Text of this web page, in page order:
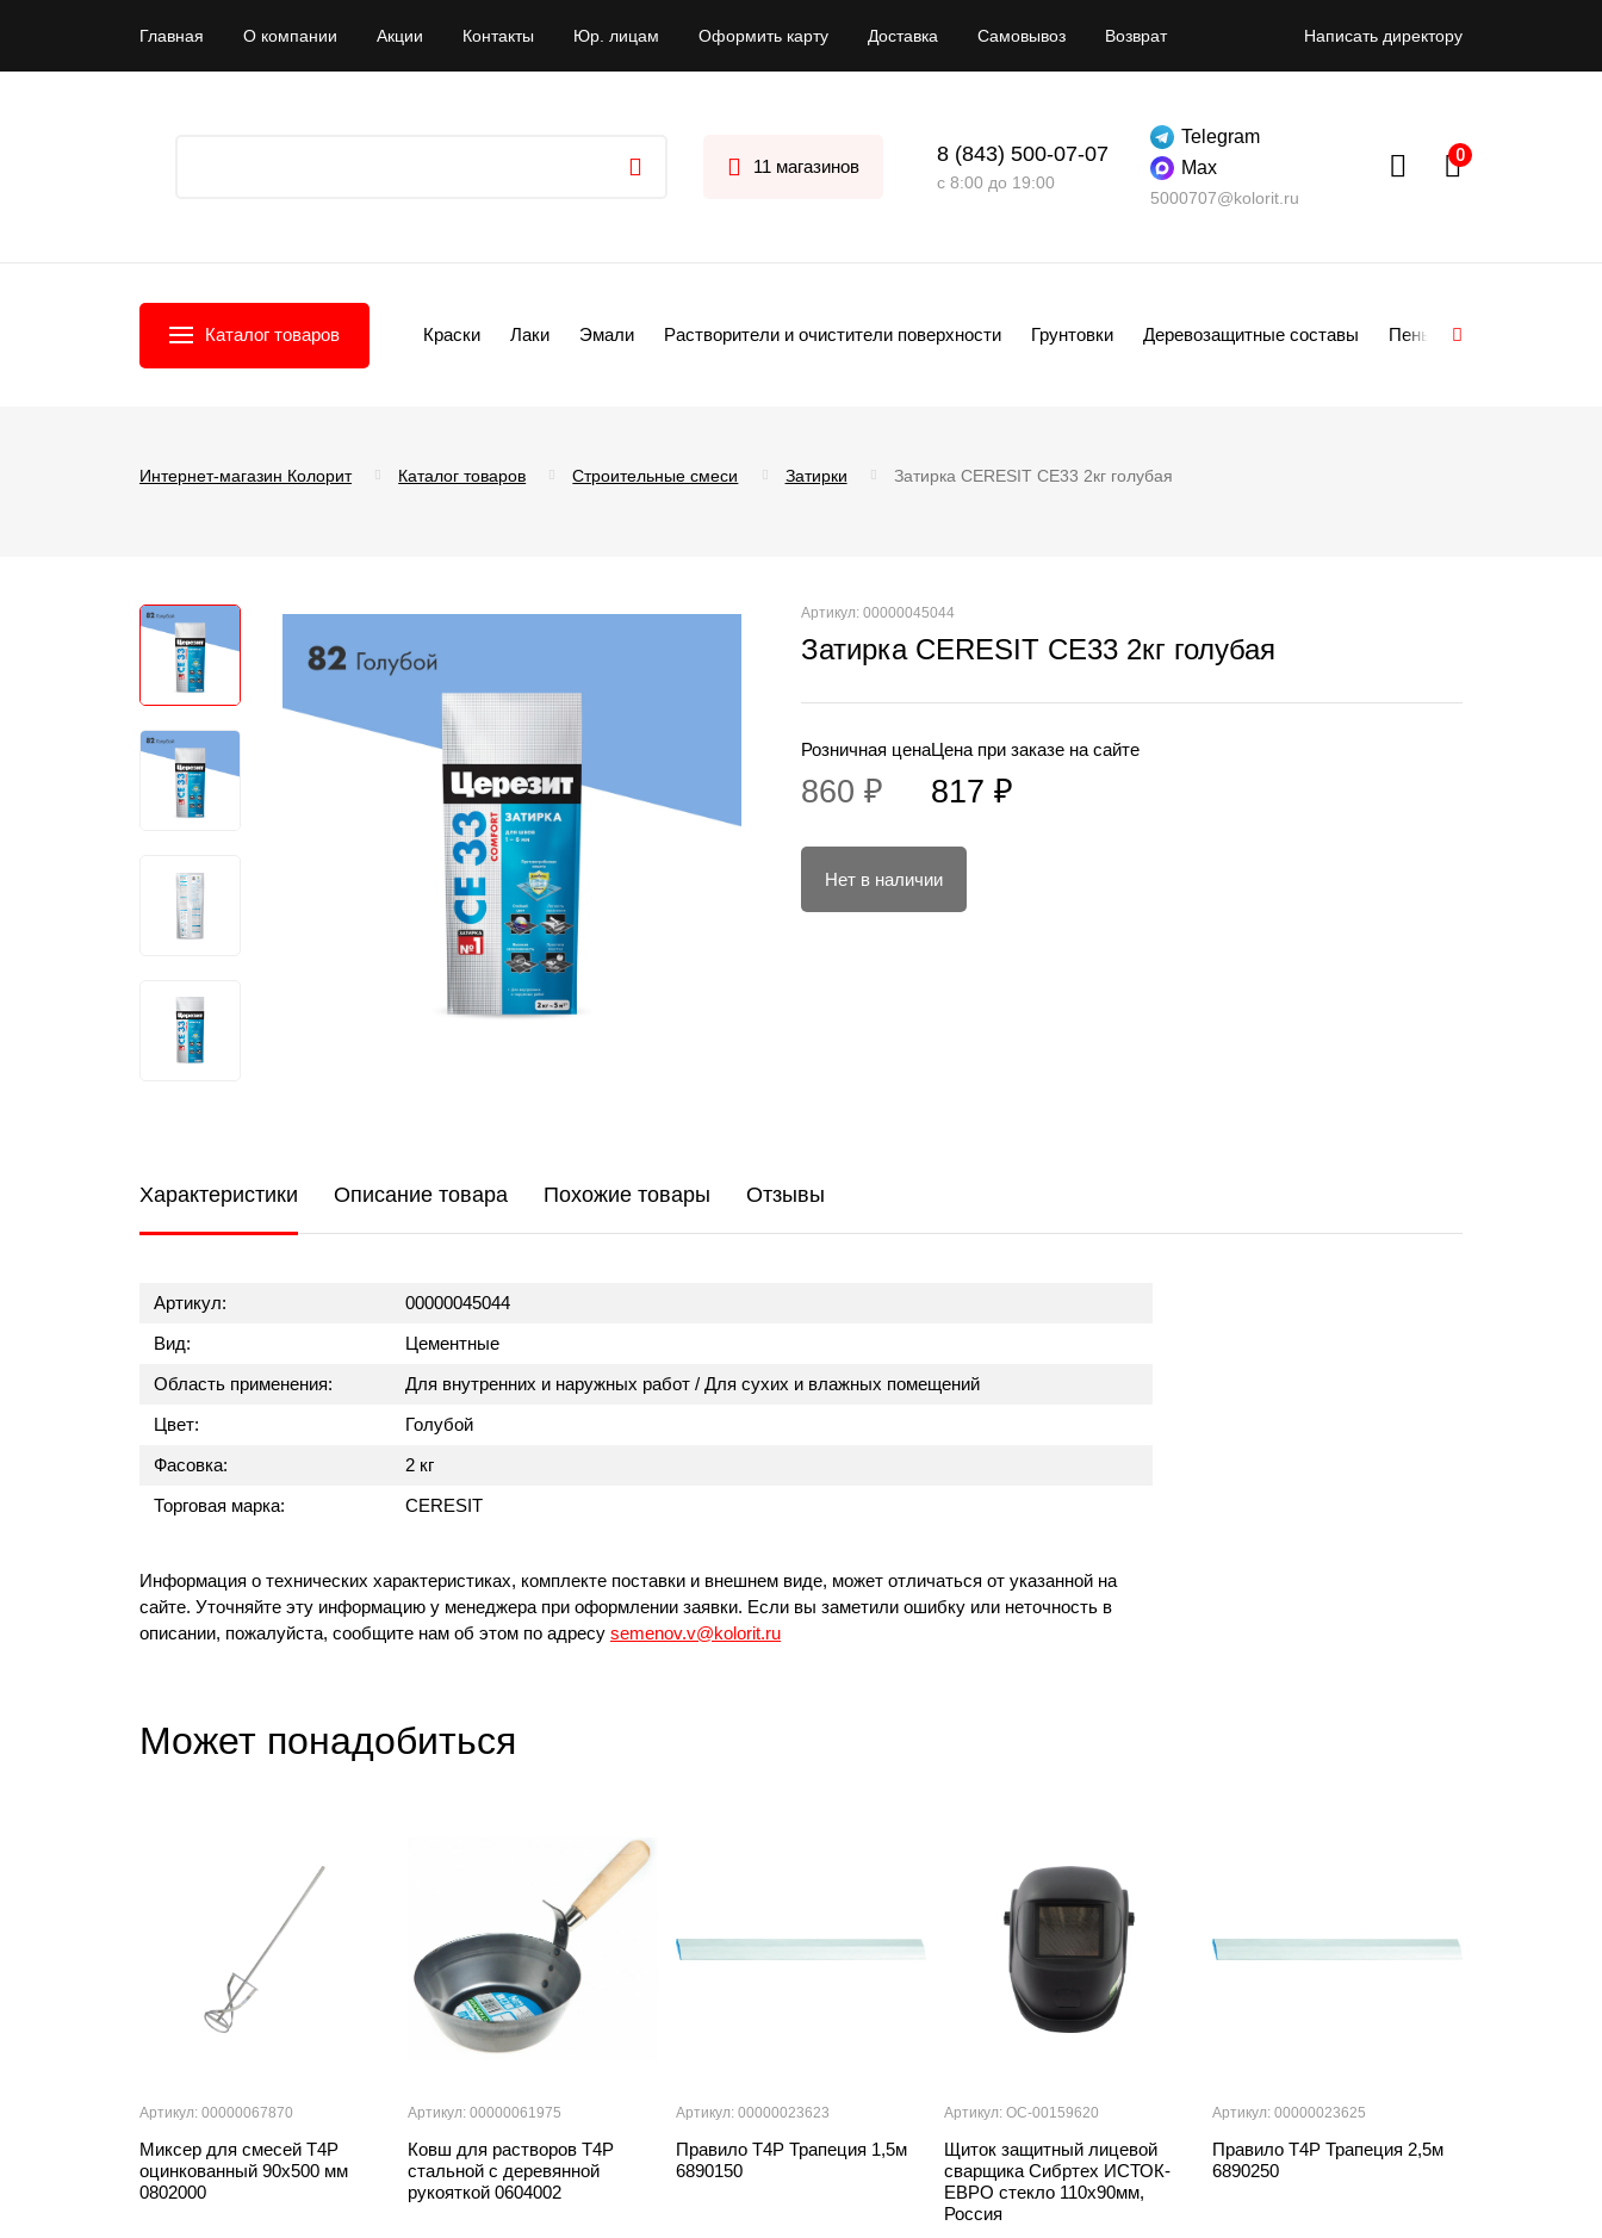
Главная О компании Акции Контакты Юр. лицам Оформить карту Доставка Самовывоз Возврат Написать директору
11 магазинов
8 (843) 500-07-07
с 8:00 до 19:00
Telegram
Max
5000707@kolorit.ru
Каталог товаров Краски Лаки Эмали Растворители и очистители поверхности Грунтовки Деревозащитные составы Пены
Интернет-магазин Колорит Каталог товаров Строительные смеси Затирки Затирка CERESIT CE33 2кг голубая
Артикул: 00000045044
Затирка CERESIT CE33 2кг голубая
Розничная цена
860 ₽
Цена при заказе на сайте
817 ₽
Нет в наличии
Характеристики Описание товара Похожие товары Отзывы
Артикул:
00000045044
Вид:
Цементные
Область применения:
Для внутренних и наружных работ / Для сухих и влажных помещений
Цвет:
Голубой
Фасовка:
2 кг
Торговая марка:
CERESIT
Информация о технических характеристиках, комплекте поставки и внешнем виде, может отличаться от указанной на
сайте. Уточняйте эту информацию у менеджера при оформлении заявки. Если вы заметили ошибку или неточность в
описании, пожалуйста, сообщите нам об этом по адресу semenov.v@kolorit.ru
Может понадобиться
Артикул: 00000067870
Миксер для смесей T4P
оцинкованный 90х500 мм
0802000
Артикул: 00000061975
Ковш для растворов T4P
стальной с деревянной
рукояткой 0604002
Артикул: 00000023623
Правило T4P Трапеция 1,5м
6890150
Артикул: ОС-00159620
Щиток защитный лицевой
сварщика Сибртех ИСТОК-
ЕВРО стекло 110х90мм,
Россия
Артикул: 00000023625
Правило T4P Трапеция 2,5м
6890250